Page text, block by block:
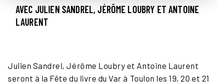
AVEC JULIEN SANDREL, JÉRÔME LOUBRY ET ANTOINE
LAURENT
Julien Sandrel, Jérôme Loubry et Antoine Laurent
seront à la Fête du livre du Var à Toulon les 19, 20 et 21